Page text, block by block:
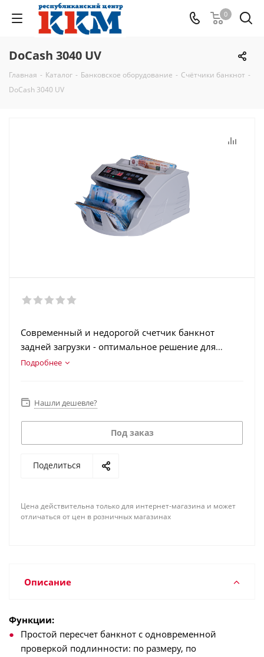
0
DoCash 3040 UV
Главная - Каталог - Банковское оборудование - Счётчики банкнот -
DoCash 3040 UV
Современный и недорогой счетчик банкнот
задней загрузки - оптимальное решение для
компаний с малым и средним оборотами
Подробнее
Нашли дешевле?
Под заказ
Поделиться
Цена действительна только для интернет-магазина и может
отличаться от цен в розничных магазинах
Описание
Функции:
Простой пересчет банкнот с одновременной
проверкой подлинности: по размеру, по